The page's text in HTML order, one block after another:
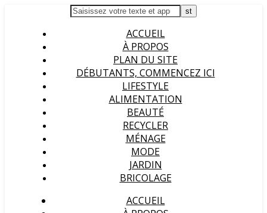
ACCUEIL
À PROPOS
PLAN DU SITE
DÉBUTANTS, COMMENCEZ ICI
LIFESTYLE
ALIMENTATION
BEAUTÉ
RECYCLER
MÉNAGE
MODE
JARDIN
BRICOLAGE
ACCUEIL